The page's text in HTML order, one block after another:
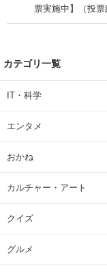
票実施中】（投
カテゴリ一覧
IT・科学
エンタメ
おかね
カルチャー・アート
クイズ
グルメ